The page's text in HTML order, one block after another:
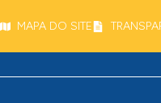
MAPA DO SITE